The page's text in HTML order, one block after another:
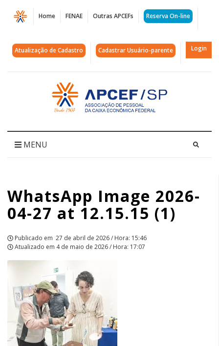
Página
WhatsApp
Image
12.15.15
APCEF/SP
Home FENAE Outras APCEFs Reserva On-line
Atualização de Cadastro Cadastrar Usuário-parente Login
Acessar
página
inicial
MENU
WhatsApp Image 2026-
04-27 at 12.15.15 (1)
Publicado em 27 de abril de 2026 / Hora: 15:46
Atualizado em 4 de maio de 2026 / Hora: 17:07